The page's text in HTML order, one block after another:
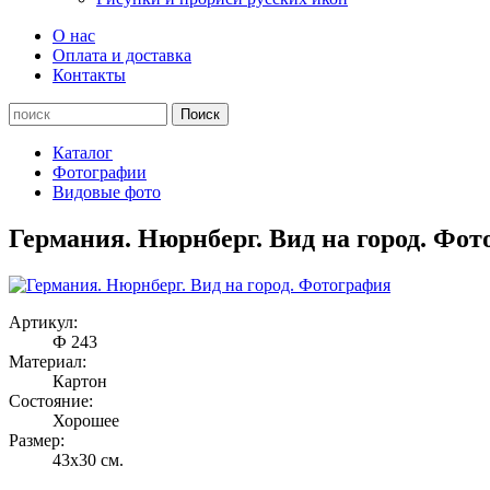
О нас
Оплата и доставка
Контакты
Каталог
Фотографии
Видовые фото
Германия. Нюрнберг. Вид на город.
Артикул:
Ф 243
Материал:
Картон
Состояние:
Хорошее
Размер:
43х30 см.